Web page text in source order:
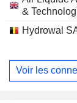
&
Hydrowal
Voir les